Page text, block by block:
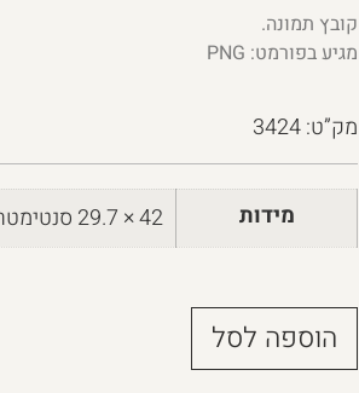
קובץ תמונה.
מגיע בפורמט: PNG
מק”ט: 3424
מידות 42 × 29.7 סנטימטרים
הוספה לסל